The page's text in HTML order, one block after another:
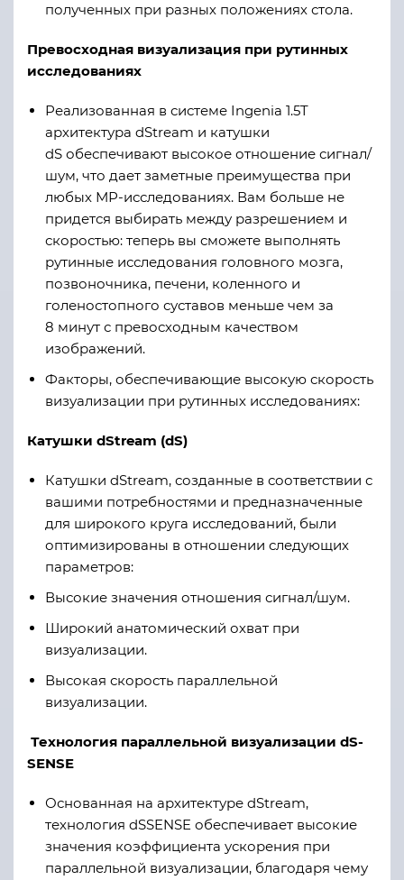
полученных при разных положениях стола.
Превосходная визуализация при рутинных
исследованиях
Реализованная в системе Ingenia 1.5T
архитектура dStream и катушки
dS обеспечивают высокое отношение сигнал/
шум, что дает заметные преимущества при
любых МР-исследованиях. Вам больше не
придется выбирать между разрешением и
скоростью: теперь вы сможете выполнять
рутинные исследования головного мозга,
позвоночника, печени, коленного и
голеностопного суставов меньше чем за
8 минут с превосходным качеством
изображений.
Факторы, обеспечивающие высокую скорость
визуализации при рутинных исследованиях:
Катушки dStream (dS)
Катушки dStream, созданные в соответствии с
вашими потребностями и предназначенные
для широкого круга исследований, были
оптимизированы в отношении следующих
параметров:
Высокие значения отношения сигнал/шум.
Широкий анатомический охват при
визуализации.
Высокая скорость параллельной
визуализации.
Технология параллельной визуализации dS-
SENSE
Основанная на архитектуре dStream,
технология dSSENSE обеспечивает высокие
значения коэффициента ускорения при
параллельной визуализации, благодаря чему